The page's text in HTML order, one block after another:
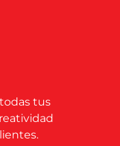
tus